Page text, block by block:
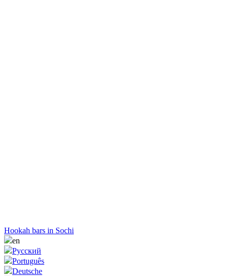
Hookah bars in Sochi
en
Русский
Português
Deutsche